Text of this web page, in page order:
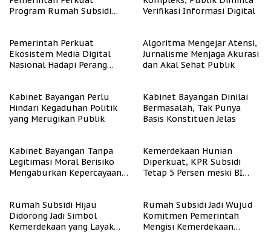
Program Rumah Subsidi
Verifikasi Informasi Digital
Pemerintah Perkuat
Ekosistem Media Digital
Nasional Hadapi Perang
Algoritma Mengejar Atensi,
Jurnalisme Menjaga Akurasi
dan Akal Sehat Publik
Kabinet Bayangan Perlu
Hindari Kegaduhan Politik
yang Merugikan Publik
Kabinet Bayangan Dinilai
Bermasalah, Tak Punya
Basis Konstituen Jelas
Kabinet Bayangan Tanpa
Legitimasi Moral Berisiko
Mengaburkan Kepercayaan
Kemerdekaan Hunian
Diperkuat, KPR Subsidi
Tetap 5 Persen meski BI
Rumah Subsidi Hijau
Didorong Jadi Simbol
Kemerdekaan yang Layak
Rumah Subsidi Jadi Wujud
Komitmen Pemerintah
Mengisi Kemerdekaan